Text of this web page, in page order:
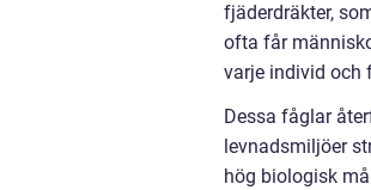
fjäderdräkter,
ofta får
varje individ och
Dessa fåglar
levnadsmiljöer
hög biologisk